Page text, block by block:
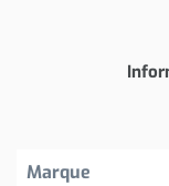
Marque